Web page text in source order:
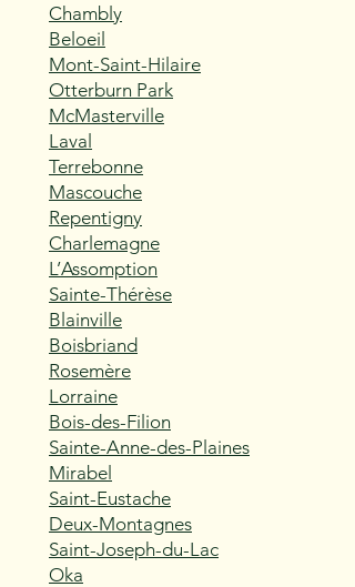
Chambly
Beloeil
Mont-Saint-Hilaire
Otterburn Park
McMasterville
Laval
Terrebonne
Mascouche
Repentigny
Charlemagne
L’Assomption
Sainte-Thérèse
Blainville
Boisbriand
Rosemère
Lorraine
Bois-des-Filion
Sainte-Anne-des-Plaines
Mirabel
Saint-Eustache
Deux-Montagnes
Saint-Joseph-du-Lac
Oka